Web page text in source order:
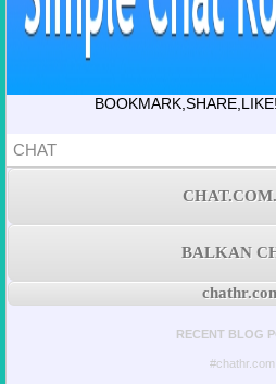
CHAT
BALKAN
RECENT BLOG
#chathr.com